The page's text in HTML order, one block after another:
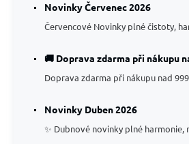
Novinky Červenec 2026
Červencové Novinky plné čistoty,
🚚 Doprava zdarma při nákupu
Doprava zdarma při nákupu nad
Novinky Duben 2026
✨ Dubnové novinky plné harmonie,